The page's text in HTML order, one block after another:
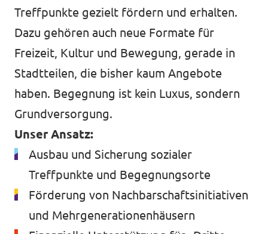
Treffpunkte gezielt fördern und erhalten.
Dazu gehören auch neue Formate für
Freizeit, Kultur und Bewegung, gerade in
Stadtteilen, die bisher kaum Angebote
haben. Begegnung ist kein Luxus, sondern
Grundversorgung.
Unser Ansatz:
Ausbau und Sicherung sozialer
Treffpunkte und Begegnungsorte
Förderung von Nachbarschaftsinitiativen
und Mehrgenerationenhäusern